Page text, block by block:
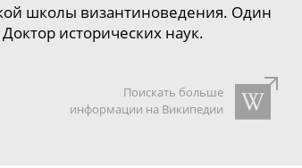
школы византиноведения. Один
исторических наук.
Поискать больше
информации на Википедии